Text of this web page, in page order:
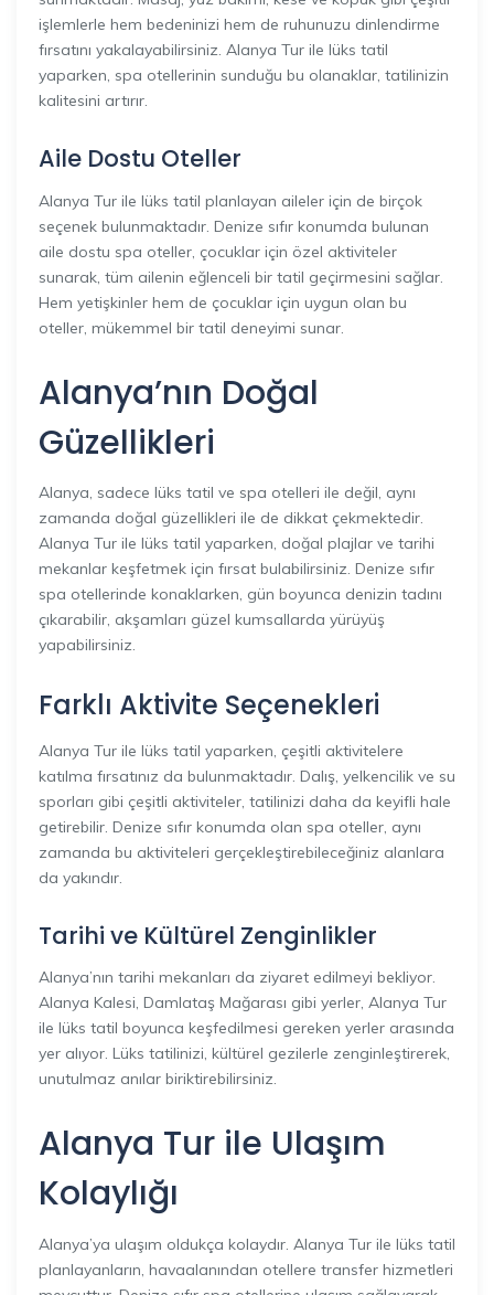
işlemlerle hem bedeninizi hem de ruhunuzu dinlendirme
fırsatını yakalayabilirsiniz. Alanya Tur ile lüks tatil
yaparken, spa otellerinin sunduğu bu olanaklar, tatilinizin
kalitesini artırır.
Aile Dostu Oteller
Alanya Tur ile lüks tatil planlayan aileler için de birçok
seçenek bulunmaktadır. Denize sıfır konumda bulunan
aile dostu spa oteller, çocuklar için özel aktiviteler
sunarak, tüm ailenin eğlenceli bir tatil geçirmesini sağlar.
Hem yetişkinler hem de çocuklar için uygun olan bu
oteller, mükemmel bir tatil deneyimi sunar.
Alanya’nın Doğal
Güzellikleri
Alanya, sadece lüks tatil ve spa otelleri ile değil, aynı
zamanda doğal güzellikleri ile de dikkat çekmektedir.
Alanya Tur ile lüks tatil yaparken, doğal plajlar ve tarihi
mekanlar keşfetmek için fırsat bulabilirsiniz. Denize sıfır
spa otellerinde konaklarken, gün boyunca denizin tadını
çıkarabilir, akşamları güzel kumsallarda yürüyüş
yapabilirsiniz.
Farklı Aktivite Seçenekleri
Alanya Tur ile lüks tatil yaparken, çeşitli aktivitelere
katılma fırsatınız da bulunmaktadır. Dalış, yelkencilik ve su
sporları gibi çeşitli aktiviteler, tatilinizi daha da keyifli hale
getirebilir. Denize sıfır konumda olan spa oteller, aynı
zamanda bu aktiviteleri gerçekleştirebileceğiniz alanlara
da yakındır.
Tarihi ve Kültürel Zenginlikler
Alanya’nın tarihi mekanları da ziyaret edilmeyi bekliyor.
Alanya Kalesi, Damlataş Mağarası gibi yerler, Alanya Tur
ile lüks tatil boyunca keşfedilmesi gereken yerler arasında
yer alıyor. Lüks tatilinizi, kültürel gezilerle zenginleştirerek,
unutulmaz anılar biriktirebilirsiniz.
Alanya Tur ile Ulaşım
Kolaylığı
Alanya’ya ulaşım oldukça kolaydır. Alanya Tur ile lüks tatil
planlayanların, havaalanından otellere transfer hizmetleri